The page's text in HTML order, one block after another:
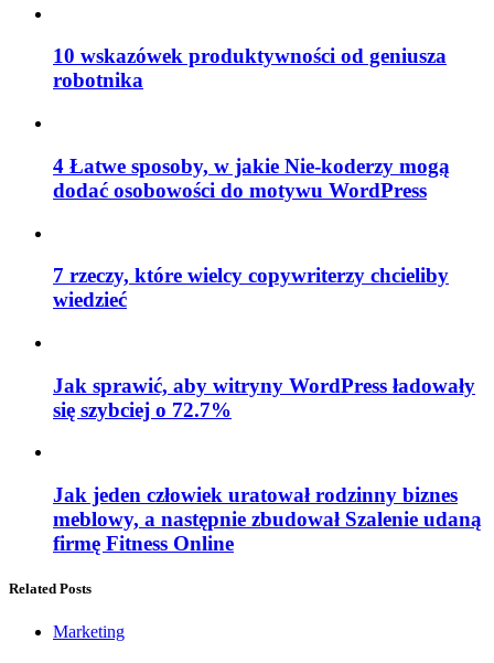
10 wskazówek produktywności od geniusza
robotnika
4 Łatwe sposoby, w jakie Nie-koderzy mogą
dodać osobowości do motywu WordPress
7 rzeczy, które wielcy copywriterzy chcieliby
wiedzieć
Jak sprawić, aby witryny WordPress ładowały
się szybciej o 72.7%
Jak jeden człowiek uratował rodzinny biznes
meblowy, a następnie zbudował Szalenie udaną
firmę Fitness Online
Related Posts
Marketing